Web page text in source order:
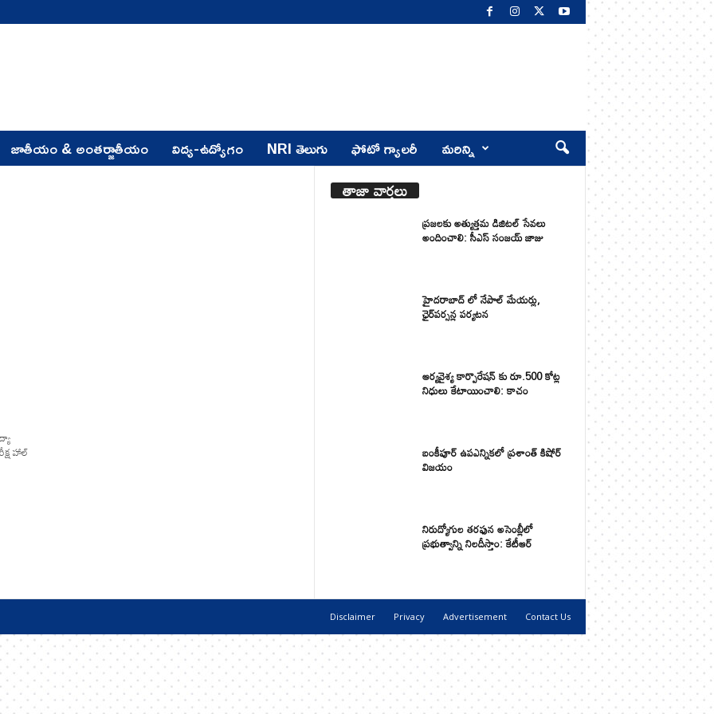
జాతీయం & అంతర్జాతీయం విద్య-ఉద్యోగం NRI తెలుగు ఫోటో గ్యాలరీ మరిన్ని
హాల్
తాజా వార్తలు
ప్రజలకు అత్యుత్తమ డిజిటల్ సేవలు
అందించాలి: సీఎస్ సంజయ్ జాజు
హైదరాబాద్ లో నేపాల్ మేయర్లు,
ఛైర్‌పర్సన్ల పర్యటన
ఆర్యవైశ్య కార్పొరేషన్ కు రూ.500 కోట్ల
నిధులు కేటాయించాలి: కాచం
బంకీపూర్ ఉపఎన్నికలో ప్రశాంత్ కిషోర్
విజయం
నిరుద్యోగుల తరఫున అసెంబ్లీలో
ప్రభుత్వాన్ని నిలదీస్తాం: కేటీఆర్
Disclaimer Privacy Advertisement Contact Us